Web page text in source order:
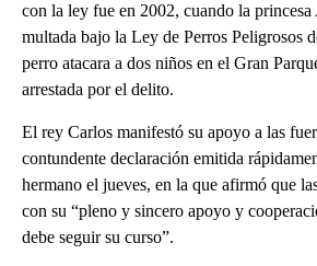
con la ley fue en 2002, cuando la
multada bajo la Ley de Perros Peligrosos
perro atacara a dos niños en el Gran
arrestada por el delito.
El rey Carlos manifestó su apoyo a las
contundente declaración emitida
hermano el jueves, en la que afirmó que
con su “pleno y sincero apoyo y
debe seguir su curso”.